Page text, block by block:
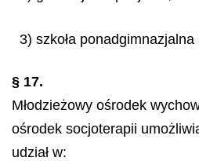
3) szkoła
§ 17.
Młodzieżowy ośrodek
ośrodek socjoterapii
udział w: